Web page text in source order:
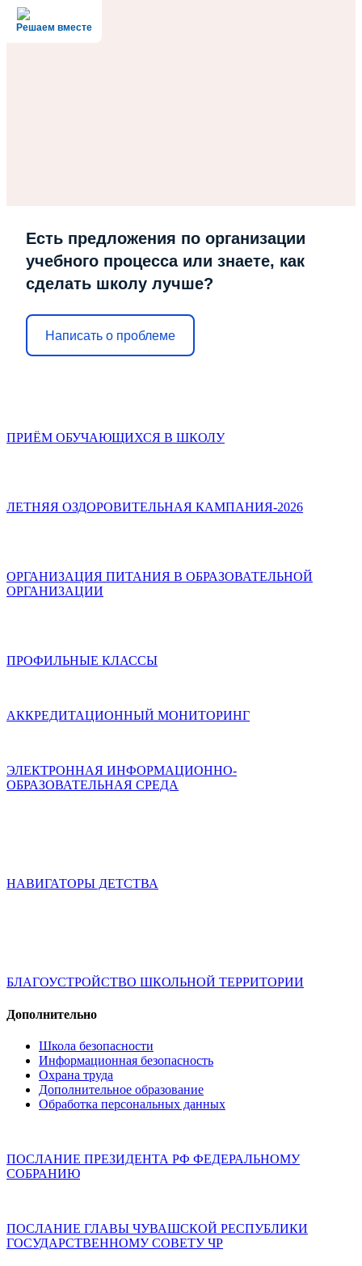
Решаем вместе
Есть предложения по организации
учебного процесса или знаете, как
сделать школу лучше?
Написать о проблеме
ПРИЁМ ОБУЧАЮЩИХСЯ В ШКОЛУ
ЛЕТНЯЯ ОЗДОРОВИТЕЛЬНАЯ КАМПАНИЯ-2026
ОРГАНИЗАЦИЯ ПИТАНИЯ В ОБРАЗОВАТЕЛЬНОЙ
ОРГАНИЗАЦИИ
ПРОФИЛЬНЫЕ КЛАССЫ
АККРЕДИТАЦИОННЫЙ МОНИТОРИНГ
ЭЛЕКТРОННАЯ ИНФОРМАЦИОННО-
ОБРАЗОВАТЕЛЬНАЯ СРЕДА
НАВИГАТОРЫ ДЕТСТВА
БЛАГОУСТРОЙСТВО ШКОЛЬНОЙ ТЕРРИТОРИИ
Дополнительно
Школа безопасности
Информационная безопасность
Охрана труда
Дополнительное образование
Обработка персональных данных
ПОСЛАНИЕ ПРЕЗИДЕНТА РФ ФЕДЕРАЛЬНОМУ
СОБРАНИЮ
ПОСЛАНИЕ ГЛАВЫ ЧУВАШСКОЙ РЕСПУБЛИКИ
ГОСУДАРСТВЕННОМУ СОВЕТУ ЧР